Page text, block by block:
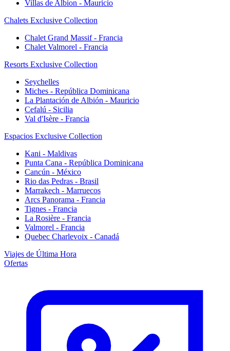
Villas de Albion - Mauricio
Chalets Exclusive Collection
Chalet Grand Massif - Francia
Chalet Valmorel - Francia
Resorts Exclusive Collection
Seychelles
Miches - República Dominicana
La Plantación de Albión - Mauricio
Cefalú - Sicilia
Val d'Isère - Francia
Espacios Exclusive Collection
Kani - Maldivas
Punta Cana - República Dominicana
Cancún - México
Rio das Pedras - Brasil
Marrakech - Marruecos
Arcs Panorama - Francia
Tignes - Francia
La Rosière - Francia
Valmorel - Francia
Quebec Charlevoix - Canadá
Viajes de Última Hora
Ofertas